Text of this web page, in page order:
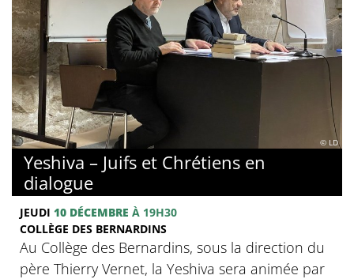
© LD
Yeshiva – Juifs et Chrétiens en
dialogue
JEUDI 10 DÉCEMBRE À 19H30
COLLÈGE DES BERNARDINS
Au Collège des Bernardins, sous la direction du
père Thierry Vernet, la Yeshiva sera animée par